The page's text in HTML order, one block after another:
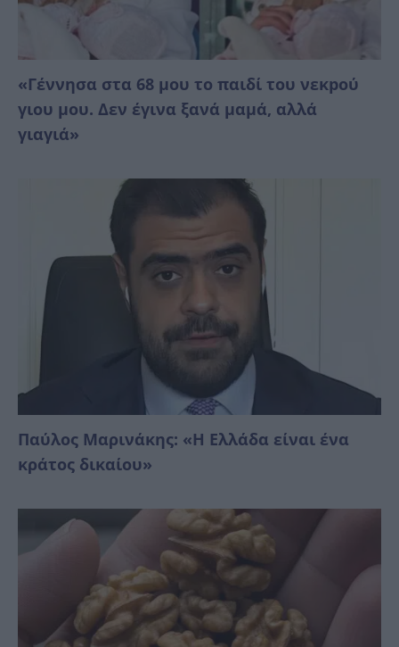
«Γέννησα στα 68 μου το παιδί του νεκpού
γιου μου. Δεν έγινα ξανά μαμά, αλλά
γιαγιά»
Παύλος Μαρινάκης: «Η Ελλάδα είναι ένα
κράτος δικαίoυ»